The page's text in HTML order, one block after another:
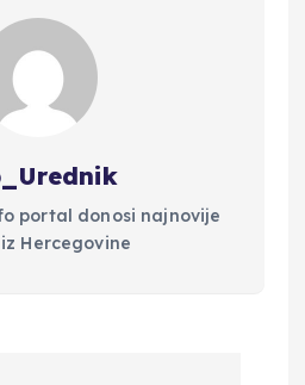
portal donosi najnovije
Hercegovine